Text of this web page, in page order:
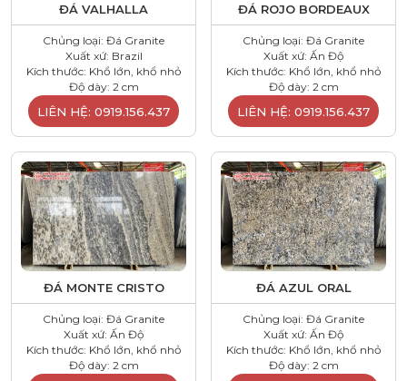
ĐÁ VALHALLA
Chủng loại: Đá Granite
Xuất xứ: Brazil
Kích thước: Khổ lớn, khổ nhỏ
Độ dày: 2 cm
LIÊN HỆ: 0919.156.437
ĐÁ ROJO BORDEAUX
Chủng loại: Đá Granite
Xuất xứ: Ấn Độ
Kích thước: Khổ lớn, khổ nhỏ
Độ dày: 2 cm
LIÊN HỆ: 0919.156.437
ĐÁ MONTE CRISTO
Chủng loại: Đá Granite
Xuất xứ: Ấn Độ
Kích thước: Khổ lớn, khổ nhỏ
Độ dày: 2 cm
ĐÁ AZUL ORAL
Chủng loại: Đá Granite
Xuất xứ: Ấn Độ
Kích thước: Khổ lớn, khổ nhỏ
Độ dày: 2 cm